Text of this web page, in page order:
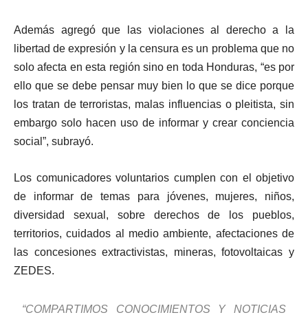
Además agregó que las violaciones al derecho a la
libertad de expresión y la censura es un problema que no
solo afecta en esta región sino en toda Honduras, “es por
ello que se debe pensar muy bien lo que se dice porque
los tratan de terroristas, malas influencias o pleitista, sin
embargo solo hacen uso de informar y crear conciencia
social”, subrayó.
Los comunicadores voluntarios cumplen con el objetivo
de informar de temas para jóvenes, mujeres, niños,
diversidad sexual, sobre derechos de los pueblos,
territorios, cuidados al medio ambiente, afectaciones de
las concesiones extractivistas, mineras, fotovoltaicas y
ZEDES.
“COMPARTIMOS CONOCIMIENTOS Y NOTICIAS